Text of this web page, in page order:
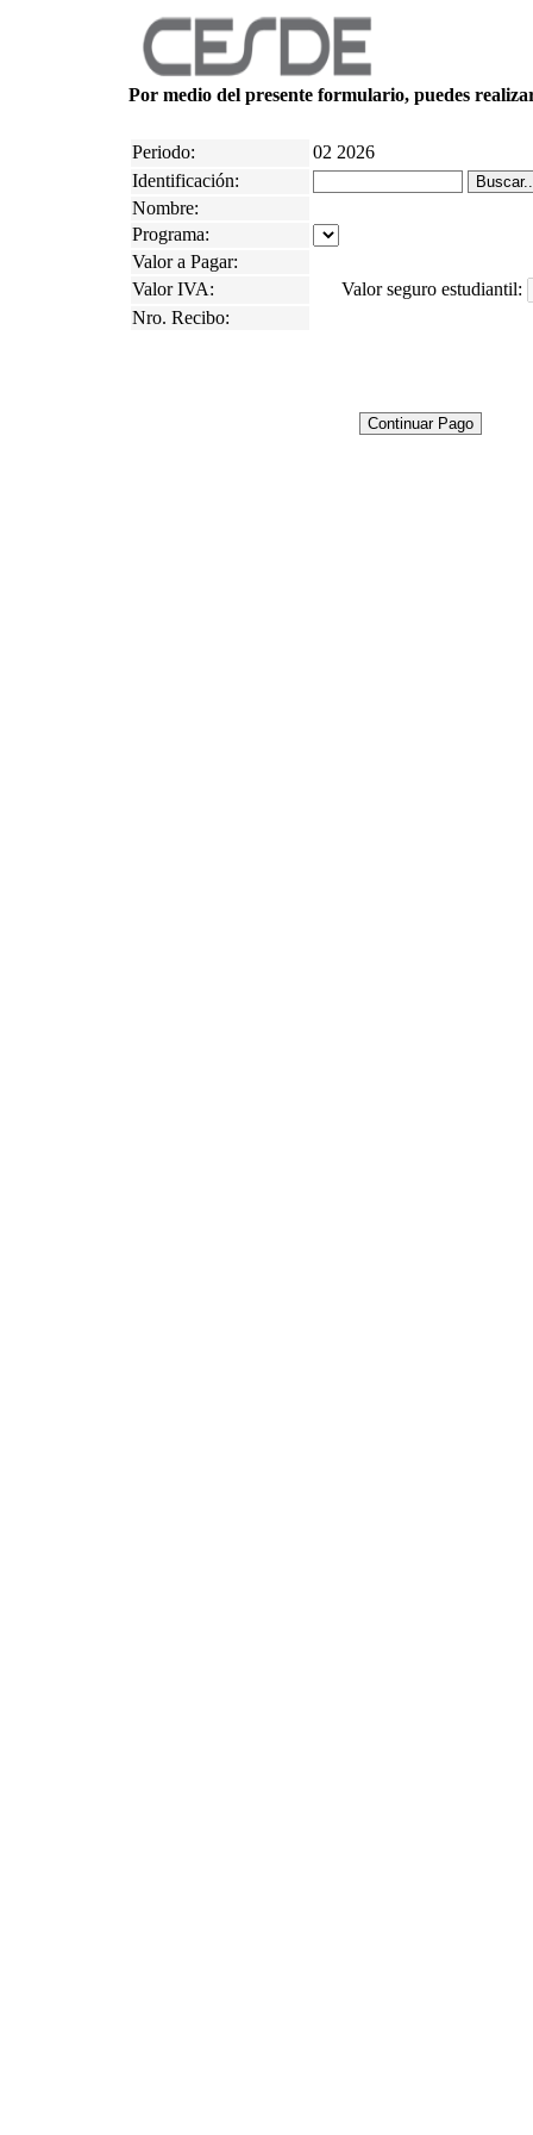
Por medio del presente formulario, puedes
Periodo: 02 2026
Identificación:
Nombre:
Programa:
Valor a Pagar:
Valor IVA:
Valor seguro estudiantil:
Nro. Recibo: